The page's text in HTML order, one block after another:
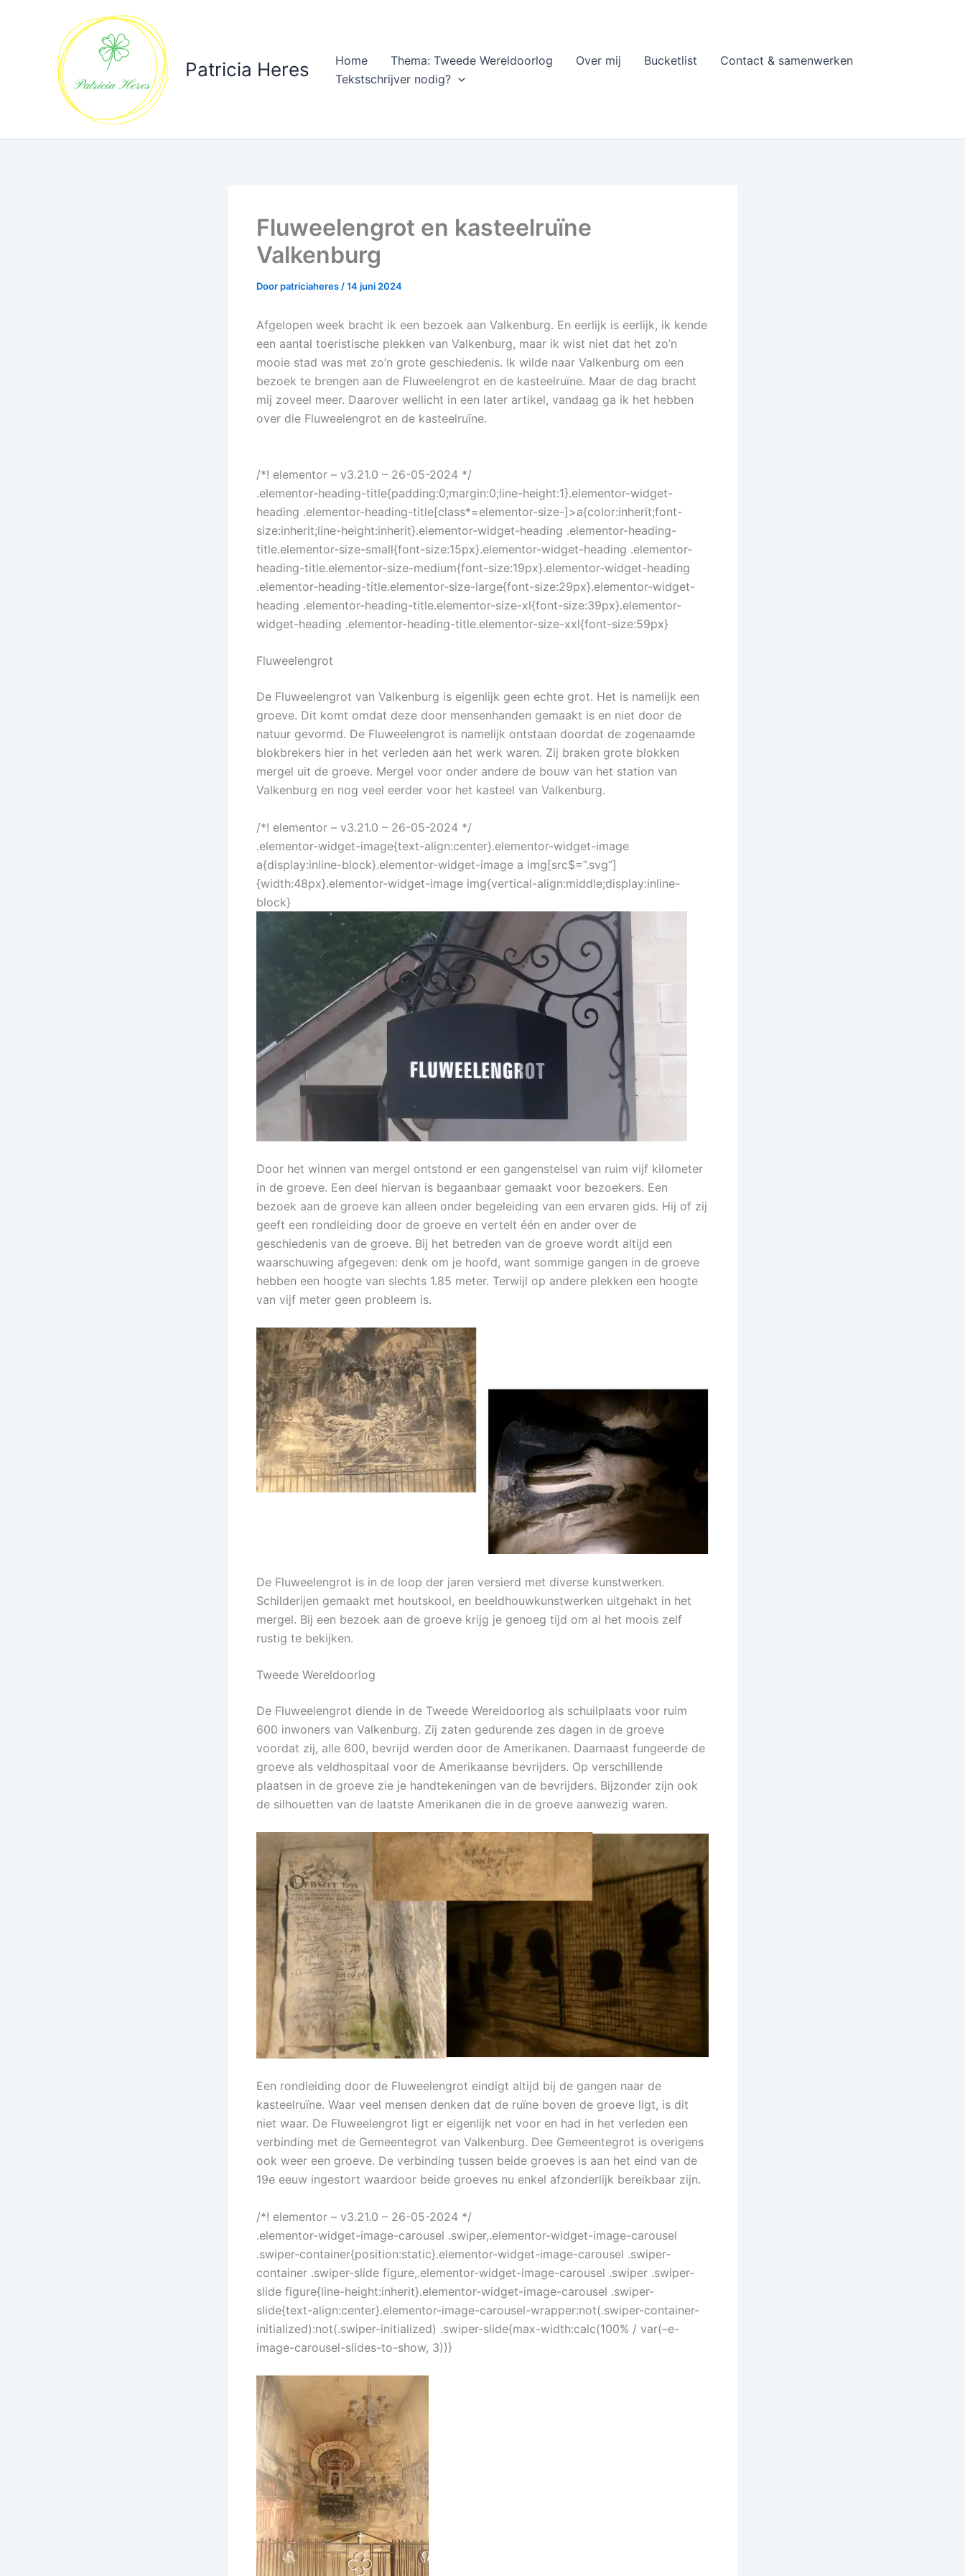
Patricia Heres Home Thema: Tweede Wereldoorlog Over mij Bucketlist
Contact & samenwerken
Tekstschrijver nodig?
Fluweelengrot en kasteelruïne
Valkenburg
Doorpatriciaheres /14 juni 2024
Afgelopen week bracht ik een bezoek aan Valkenburg. En eerlijk is eerlijk, ik kende
een aantal toeristische plekken van Valkenburg, maar ik wist niet dat het zo’n
mooie stad was met zo’n grote geschiedenis. Ik wilde naar Valkenburg om een
bezoek te brengen aan de Fluweelengrot en de kasteelruïne. Maar de dag bracht
mij zoveel meer. Daarover wellicht in een later artikel, vandaag ga ik het hebben
over die Fluweelengrot en de kasteelruïne.
/*! elementor – v3.21.0 – 26-05-2024 */
.elementor-heading-title{padding:0;margin:0;line-height:1}.elementor-widget-
heading .elementor-heading-title[class*=elementor-size-]>a{color:inherit;font-
size:inherit;line-height:inherit}.elementor-widget-heading .elementor-heading-
title.elementor-size-small{font-size:15px}.elementor-widget-heading .elementor-
heading-title.elementor-size-medium{font-size:19px}.elementor-widget-heading
.elementor-heading-title.elementor-size-large{font-size:29px}.elementor-widget-
heading .elementor-heading-title.elementor-size-xl{font-size:39px}.elementor-
widget-heading .elementor-heading-title.elementor-size-xxl{font-size:59px}
Fluweelengrot
De Fluweelengrot van Valkenburg is eigenlijk geen echte grot. Het is namelijk een
groeve. Dit komt omdat deze door mensenhanden gemaakt is en niet door de
natuur gevormd. De Fluweelengrot is namelijk ontstaan doordat de zogenaamde
blokbrekers hier in het verleden aan het werk waren. Zij braken grote blokken
mergel uit de groeve. Mergel voor onder andere de bouw van het station van
Valkenburg en nog veel eerder voor het kasteel van Valkenburg.
/*! elementor – v3.21.0 – 26-05-2024 */
.elementor-widget-image{text-align:center}.elementor-widget-image
a{display:inline-block}.elementor-widget-image a img[src$=”.svg”]
{width:48px}.elementor-widget-image img{vertical-align:middle;display:inline-
block}
Door het winnen van mergel ontstond er een gangenstelsel van ruim vijf kilometer
in de groeve. Een deel hiervan is begaanbaar gemaakt voor bezoekers. Een
bezoek aan de groeve kan alleen onder begeleiding van een ervaren gids. Hij of zij
geeft een rondleiding door de groeve en vertelt één en ander over de
geschiedenis van de groeve. Bij het betreden van de groeve wordt altijd een
waarschuwing afgegeven: denk om je hoofd, want sommige gangen in de groeve
hebben een hoogte van slechts 1.85 meter. Terwijl op andere plekken een hoogte
van vijf meter geen probleem is.
De Fluweelengrot is in de loop der jaren versierd met diverse kunstwerken.
Schilderijen gemaakt met houtskool, en beeldhouwkunstwerken uitgehakt in het
mergel. Bij een bezoek aan de groeve krijg je genoeg tijd om al het moois zelf
rustig te bekijken.
Tweede Wereldoorlog
De Fluweelengrot diende in de Tweede Wereldoorlog als schuilplaats voor ruim
600 inwoners van Valkenburg. Zij zaten gedurende zes dagen in de groeve
voordat zij, alle 600, bevrijd werden door de Amerikanen. Daarnaast fungeerde de
groeve als veldhospitaal voor de Amerikaanse bevrijders. Op verschillende
plaatsen in de groeve zie je handtekeningen van de bevrijders. Bijzonder zijn ook
de silhouetten van de laatste Amerikanen die in de groeve aanwezig waren.
Een rondleiding door de Fluweelengrot eindigt altijd bij de gangen naar de
kasteelruïne. Waar veel mensen denken dat de ruïne boven de groeve ligt, is dit
niet waar. De Fluweelengrot ligt er eigenlijk net voor en had in het verleden een
verbinding met de Gemeentegrot van Valkenburg. Dee Gemeentegrot is overigens
ook weer een groeve. De verbinding tussen beide groeves is aan het eind van de
19e eeuw ingestort waardoor beide groeves nu enkel afzonderlijk bereikbaar zijn.
/*! elementor – v3.21.0 – 26-05-2024 */
.elementor-widget-image-carousel .swiper,.elementor-widget-image-carousel
.swiper-container{position:static}.elementor-widget-image-carousel .swiper-
container .swiper-slide figure,.elementor-widget-image-carousel .swiper .swiper-
slide figure{line-height:inherit}.elementor-widget-image-carousel .swiper-
slide{text-align:center}.elementor-image-carousel-wrapper:not(.swiper-container-
initialized):not(.swiper-initialized) .swiper-slide{max-width:calc(100% / var(–e-
image-carousel-slides-to-show, 3))}